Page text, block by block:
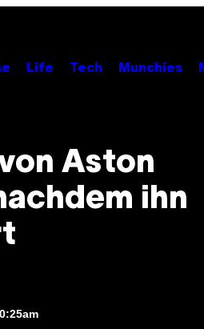
Life Tech Munchies
Aston
ihn